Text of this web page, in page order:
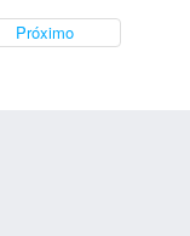
Próximo